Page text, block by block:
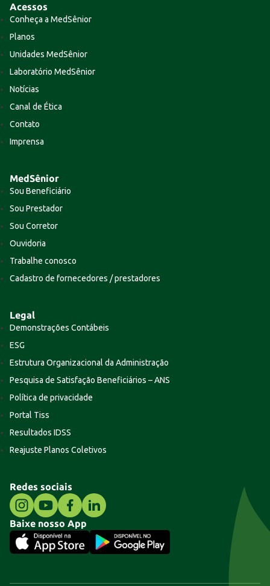
Acessos
Conheça a MedSênior
Planos
Unidades MedSênior
Laboratório MedSênior
Notícias
Canal de Ética
Contato
Imprensa
MedSênior
Sou Beneficiário
Sou Prestador
Sou Corretor
Ouvidoria
Trabalhe conosco
Cadastro de fornecedores / prestadores
Legal
Demonstrações Contábeis
ESG
Estrutura Organizacional da Administração
Pesquisa de Satisfação Beneficiários – ANS
Política de privacidade
Portal Tiss
Resultados IDSS
Reajuste Planos Coletivos
Redes sociais
Baixe nosso App